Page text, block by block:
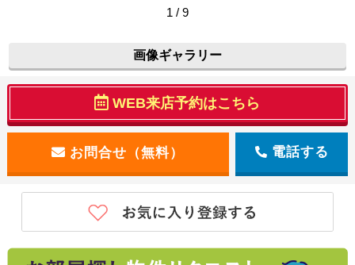
1 / 9
画像ギャラリー
WEB来店予約はこちら
電話する